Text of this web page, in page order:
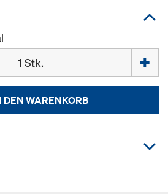
DEN WARENKORB